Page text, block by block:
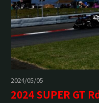
2024/05/05
2024 SUPER GT